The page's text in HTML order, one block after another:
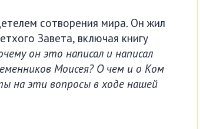
сотворения мира. Он жил
Завета, включая книгу
он это написал и написал
Моисея? О чем и о Ком
на эти вопросы в ходе нашей